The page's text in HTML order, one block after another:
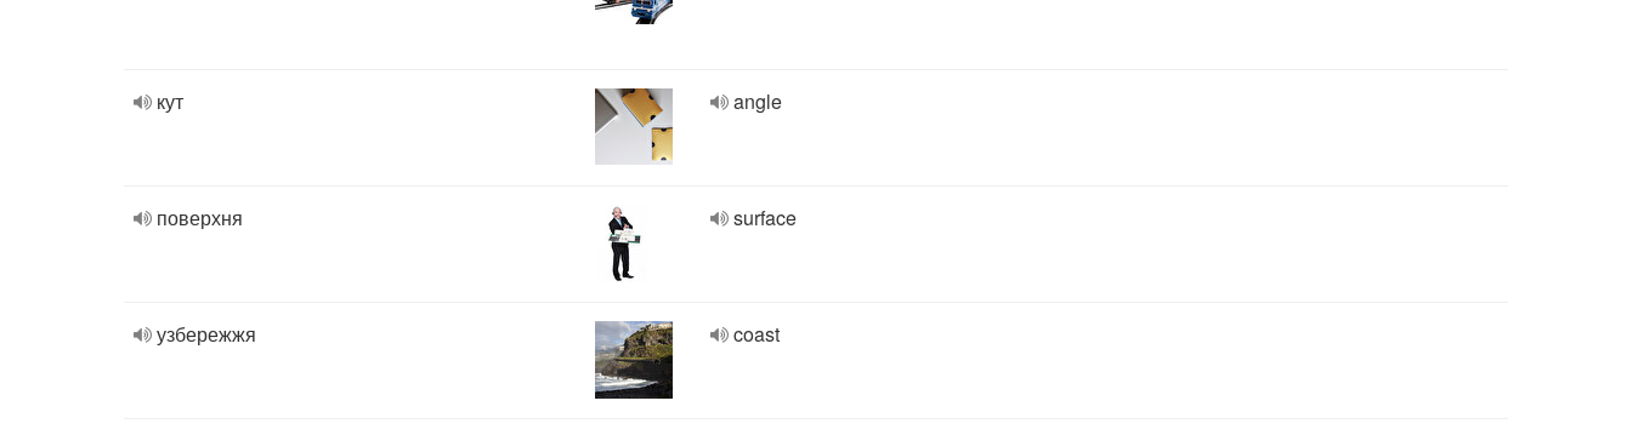
кут angle
поверхня surface
узбережжя coast